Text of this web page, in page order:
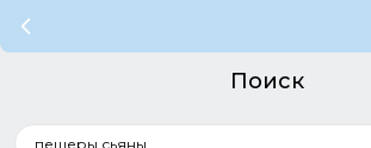
Поиск